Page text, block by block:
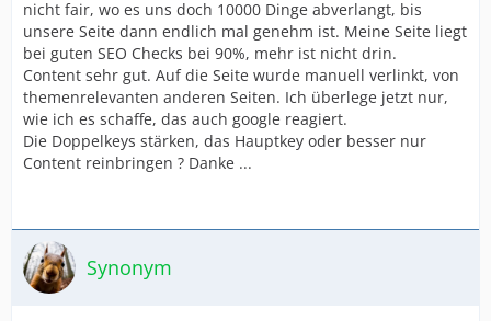
nicht fair, wo es uns doch 10000 Dinge abverlangt, bis
unsere Seite dann endlich mal genehm ist. Meine Seite liegt
bei guten SEO Checks bei 90%, mehr ist nicht drin.
Content sehr gut. Auf die Seite wurde manuell verlinkt, von
themenrelevanten anderen Seiten. Ich überlege jetzt nur,
wie ich es schaffe, das auch google reagiert.
Die Doppelkeys stärken, das Hauptkey oder besser nur
Content reinbringen ? Danke ...
Synonym